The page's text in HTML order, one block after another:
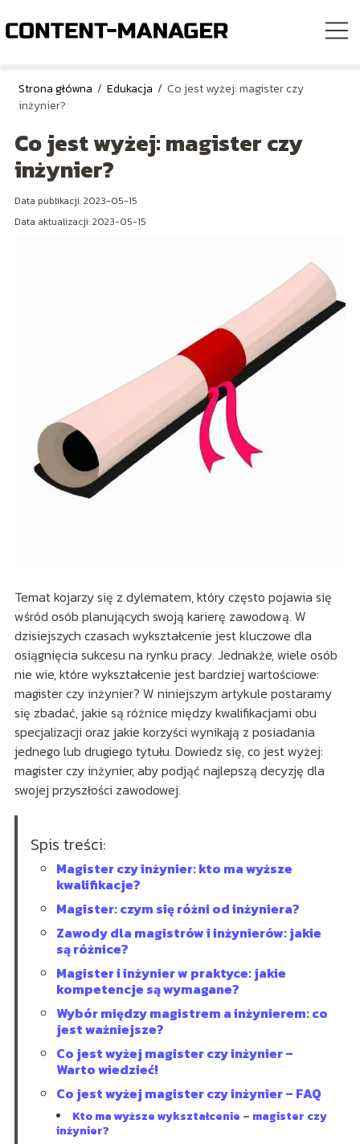
Strona główna / Edukacja / Co jest wyżej: magister czy
inżynier?
Co jest wyżej: magister czy
inżynier?
Data publikacji: 2023-05-15
Data aktualizacji: 2023-05-15
Temat kojarzy się z dylematem, który często pojawia się
wśród osób planujących swoją karierę zawodową. W
dzisiejszych czasach wykształcenie jest kluczowe dla
osiągnięcia sukcesu na rynku pracy. Jednakże, wiele osób
nie wie, które wykształcenie jest bardziej wartościowe:
magister czy inżynier? W niniejszym artykule postaramy
się zbadać, jakie są różnice między kwalifikacjami obu
specjalizacji oraz jakie korzyści wynikają z posiadania
jednego lub drugiego tytułu. Dowiedz się, co jest wyżej:
magister czy inżynier, aby podjąć najlepszą decyzję dla
swojej przyszłości zawodowej.
Spis treści:
Magister czy inżynier: kto ma wyższe
kwalifikacje?
Magister: czym się różni od inżyniera?
Zawody dla magistrów i inżynierów: jakie
są różnice?
Magister i inżynier w praktyce: jakie
kompetencje są wymagane?
Wybór między magistrem a inżynierem: co
jest ważniejsze?
Co jest wyżej magister czy inżynier –
Warto wiedzieć!
Co jest wyżej magister czy inżynier – FAQ
Kto ma wyższe wykształcenie – magister czy
inżynier?